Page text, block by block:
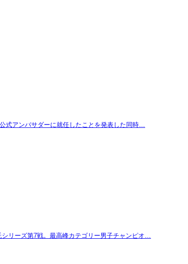
式アンバサダーに就任したことを発表した同時…
リーズ第7戦。最高峰カテゴリー男子チャンピオ…